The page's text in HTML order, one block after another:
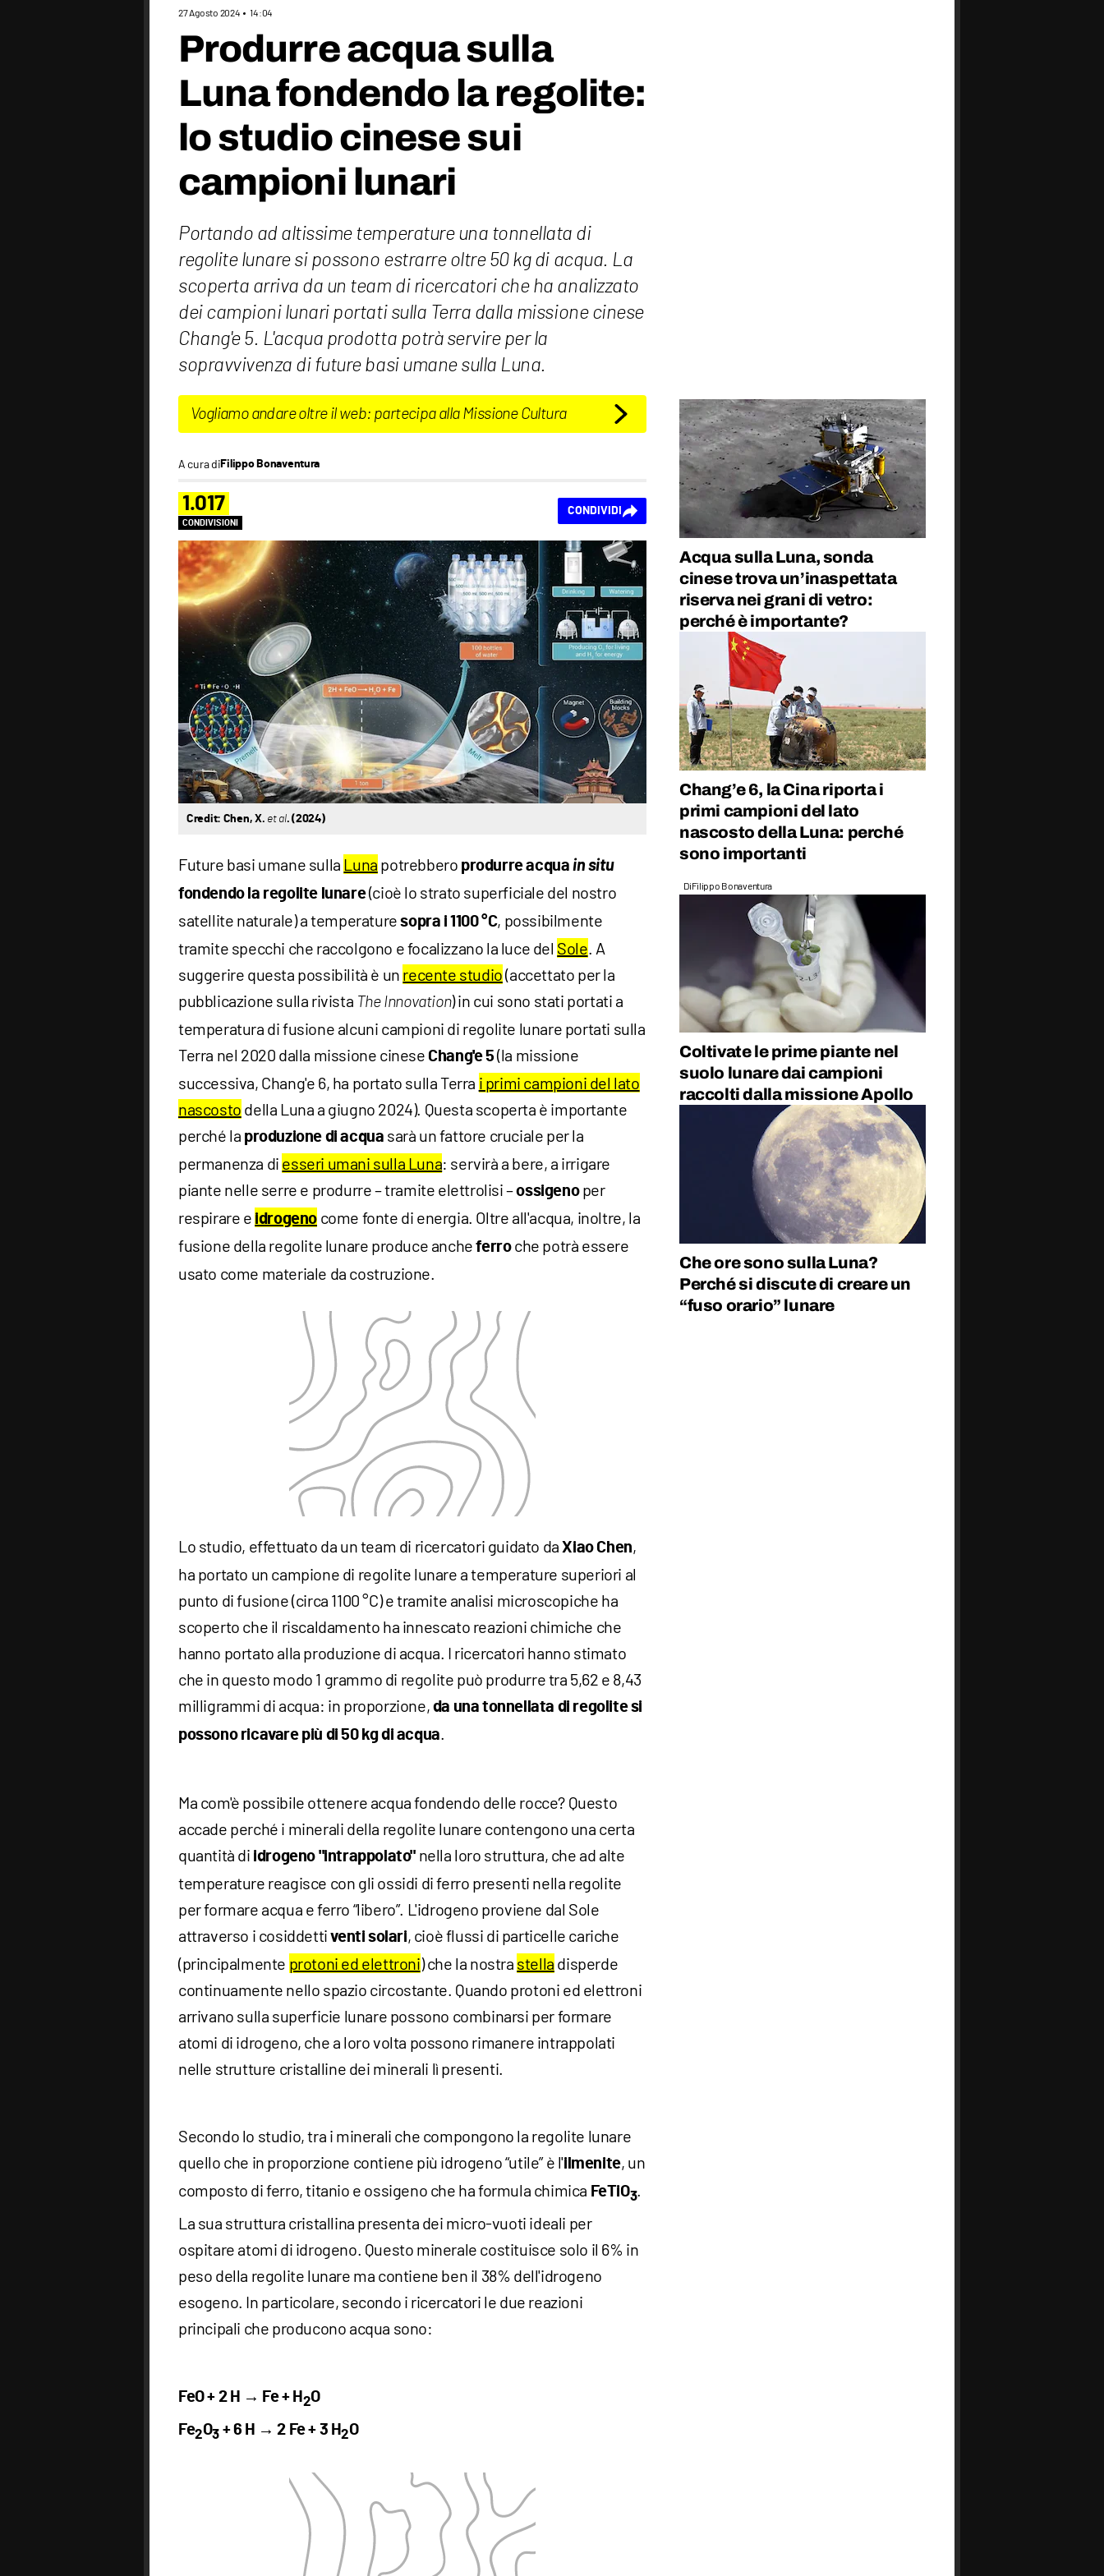
27 Agosto 2024 14:04
Produrre acqua sulla
Luna fondendo la regolite:
lo studio cinese sui
campioni lunari
Portando ad altissime temperature una tonnellata di
regolite lunare si possono estrarre oltre 50 kg di acqua. La
scoperta arriva da un team di ricercatori che ha analizzato
dei campioni lunari portati sulla Terra dalla missione cinese
Chang'e 5. L'acqua prodotta potrà servire per la
sopravvivenza di future basi umane sulla Luna.
Vogliamo andare oltre il web: partecipa alla Missione Cultura
A cura diFilippo Bonaventura
1.017
CONDIVISIONI
CONDIVIDI
Credit: Chen, X. et al. (2024)
Future basi umane sulla Luna potrebbero produrre acquain situ
fondendo la regolite lunare(cioè lo strato superficiale del nostro
satellite naturale) a temperaturesopra i 1100 °C, possibilmente
tramite specchi che raccolgono e focalizzano la luce del Sole. A
suggerire questa possibilità è un recente studio(accettato per la
pubblicazione sulla rivista The Innovation) in cui sono stati portati a
temperatura di fusione alcuni campioni di regolite lunare portati sulla
Terra nel 2020 dalla missione cinese Chang'e 5(la missione
successiva, Chang'e 6, ha portato sulla Terra i primi campioni del lato
nascosto della Luna a giugno 2024). Questa scoperta è importante
perché la produzione di acqua sarà un fattore cruciale per la
permanenza di esseri umani sulla Luna: servirà a bere, a irrigare
piante nelle serre e produrre – tramite elettrolisi –ossigenoper
respirare e idrogeno come fonte di energia. Oltre all'acqua, inoltre, la
fusione della regolite lunare produce ancheferroche potrà essere
usato come materiale da costruzione.
Lo studio, effettuato da un team di ricercatori guidato daXiao Chen,
ha portato un campione di regolite lunare a temperature superiori al
punto di fusione (circa 1100 °C) e tramite analisi microscopiche ha
scoperto che il riscaldamento ha innescato reazioni chimiche che
hanno portato alla produzione di acqua. I ricercatori hanno stimato
che in questo modo 1 grammo di regolite può produrre tra 5,62 e 8,43
milligrammi di acqua: in proporzione, da una tonnellata di regolite si
possono ricavare più di 50 kg di acqua.
Ma com'è possibile ottenere acqua fondendo delle rocce? Questo
accade perché i minerali della regolite lunare contengono una certa
quantità di idrogeno "intrappolato" nella loro struttura, che ad alte
temperature reagisce con gli ossidi di ferro presenti nella regolite
per formare acqua e ferro “libero”. L'idrogeno proviene dal Sole
attraverso i cosiddettiventi solari, cioè flussi di particelle cariche
(principalmente protoni ed elettroni) che la nostra stella disperde
continuamente nello spazio circostante. Quando protoni ed elettroni
arrivano sulla superficie lunare possono combinarsi per formare
atomi di idrogeno, che a loro volta possono rimanere intrappolati
nelle strutture cristalline dei minerali lì presenti.
Secondo lo studio, tra i minerali che compongono la regolite lunare
quello che in proporzione contiene più idrogeno “utile” è l'ilmenite, un
composto di ferro, titanio e ossigeno che ha formula chimica FeTiO3.
La sua struttura cristallina presenta dei micro-vuoti ideali per
ospitare atomi di idrogeno. Questo minerale costituisce solo il 6% in
peso della regolite lunare ma contiene ben il 38% dell'idrogeno
esogeno. In particolare, secondo i ricercatori le due reazioni
principali che producono acqua sono:
FeO + 2 H → Fe + H 2O
Fe2O3 + 6 H → 2 Fe + 3 H2O
Acqua sulla Luna, sonda
cinese trova un’inaspettata
riserva nei grani di vetro:
perché è importante?
Chang’e 6, la Cina riporta i
primi campioni del lato
nascosto della Luna: perché
sono importanti
DiFilippo Bonaventura
Coltivate le prime piante nel
suolo lunare dai campioni
raccolti dalla missione Apollo
Che ore sono sulla Luna?
Perché si discute di creare un
“fuso orario” lunare